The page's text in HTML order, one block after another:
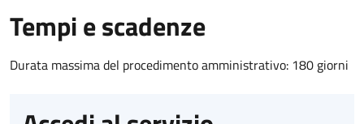
Tempi e scadenze
Durata massima del procedimento amministrativo: 180 giorni